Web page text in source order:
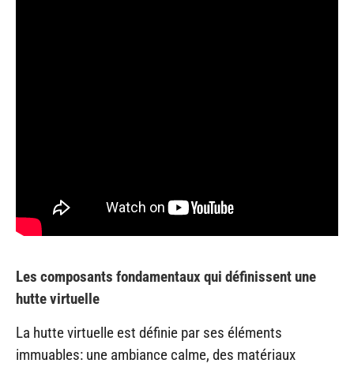
Les composants fondamentaux qui définissent une
hutte virtuelle
La hutte virtuelle est définie par ses éléments
immuables: une ambiance calme, des matériaux